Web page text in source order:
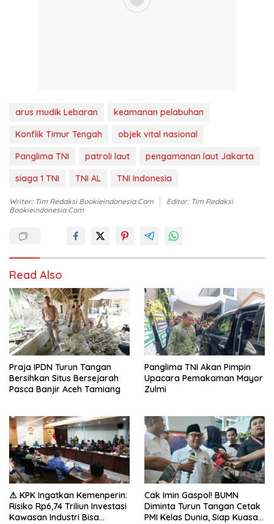
arus mudik Lebaran
keamanan pelabuhan
Konflik Timur Tengah
objek vital nasional
Panglima TNI
patroli laut
pengamanan laut Jakarta
siaga 1 TNI
TNI AL TNI Indonesia
Writer: Tim Redaksi Bookieindonesia.com
Editor: Tim Redaksi
Bookieindonesia.com
Read Also
Praja IPDN Turun Tangan
Bersihkan Situs Bersejarah
Pasca Banjir Aceh Tamiang
Panglima TNI Akan Pimpin
Upacara Pemakaman Mayor
Zulmi
⚠ KPK Ingatkan Kemenperin:
Risiko Rp6,74 Triliun Investasi
Kawasan Industri Bisa
Cak Imin Gaspol! BUMN
Diminta Turun Tangan Cetak
PMI Kelas Dunia, Siap Kuasai